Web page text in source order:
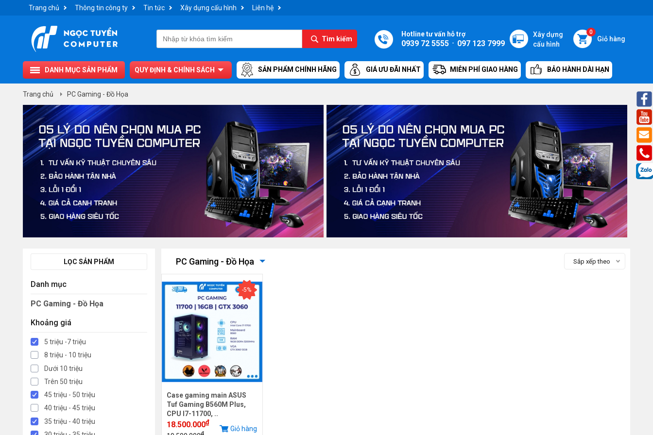
Trang chủ Thông tin công ty Tin tức Xây dựng cấu hình Liên hệ
Tìm kiếm
0
Giỏ hàng
Xây dựng
cấu hình
Hotline tư vấn hỗ trợ
0939 72 5555 - 097 123 7999
DANH MỤC SẢN PHẨM QUY ĐỊNH & CHÍNH SÁCH SẢN PHẨM CHÍNH HÃNG GIÁ ƯU ĐÃI NHẤT MIỄN PHÍ GIAO HÀNG BẢO HÀNH DÀI HẠN
Trang chủ PC Gaming - Đồ Họa
LỌC SẢN PHẨM
Danh mục
PC Gaming - Đồ Họa
Khoảng giá
5 triệu -7 triệu
8 triệu - 10 triệu
Dưới 10 triệu
Trên 50 triệu
45 triệu - 50 triệu
40 triệu - 45 triệu
35 triệu - 40 triệu
PC Gaming - Đồ Họa Sắp xếp theo
-5%
Case gaming main ASUS
Tuf Gaming B560M Plus,
CPU I7-11700, ..
18.500.000₫
₫
Giỏ hàng